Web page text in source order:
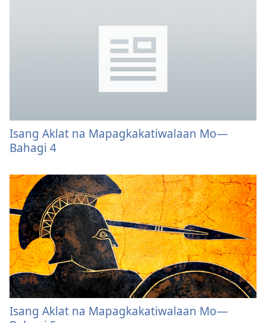
Isang Aklat na Mapagkakatiwalaan Mo—
Bahagi 4
Isang Aklat na Mapagkakatiwalaan Mo—